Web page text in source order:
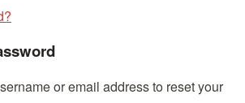
or email address to reset your